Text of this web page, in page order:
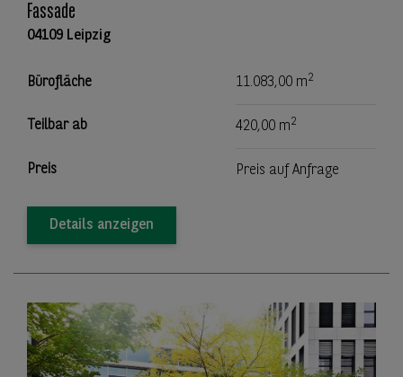
Fassade
04109 Leipzig
Bürofläche 11.083,00 m2
Teilbar ab 420,00 m2
Preis Preis auf Anfrage
Details anzeigen